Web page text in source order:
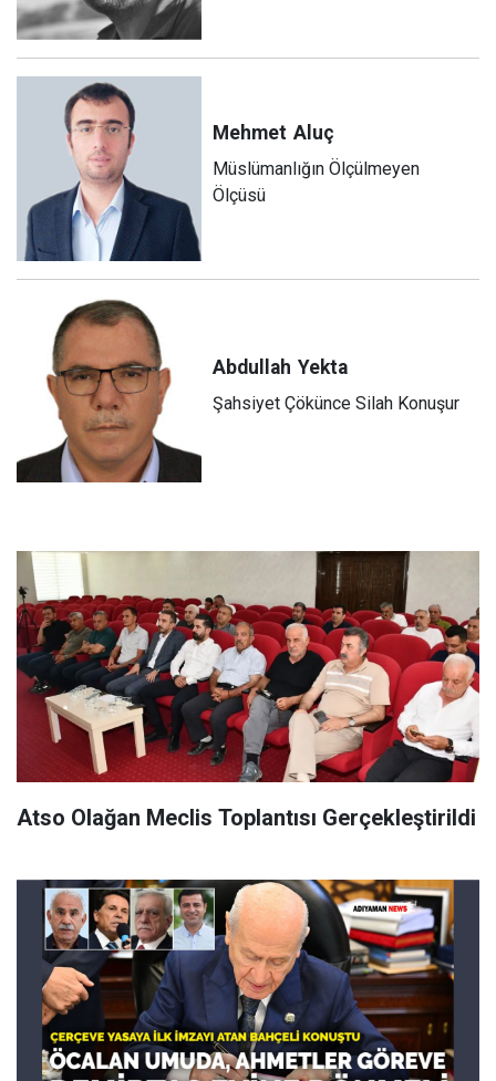
Mehmet Aluç
Müslümanlığın Ölçülmeyen
Ölçüsü
Abdullah Yekta
Şahsiyet Çökünce Silah Konuşur
Atso Olağan Meclis Toplantısı Gerçekleştirildi